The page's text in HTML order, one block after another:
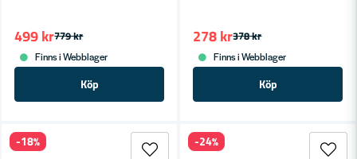
Vibrera betongen. En vibrator tar bort luftfickor
och ger en tätare, starkare betong.
Härdning är allt. Håll betongen fuktig de första
dagarna för full hållfasthet.
Därför handlar proffsen hos oss
Brett utbud i alla vanliga dimensioner.
Stor produktkunskap – vi vet vad som behövs
779 kr
499 kr
Finns i Webblager
Köp
378 kr
278 kr
Finns i Webblager
Köp
-18% -24%